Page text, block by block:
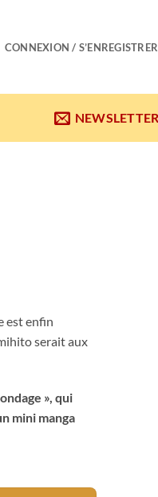
CONNEXION / S’ENREGISTRER
NEWSLETTER
est enfin
serait aux
», qui
mini manga